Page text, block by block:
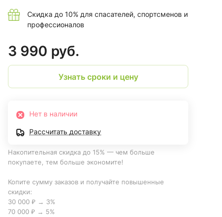
Скидка до 10% для спасателей, спортсменов и
профессионалов
3 990 руб.
Узнать сроки и цену
Нет в наличии
Рассчитать доставку
Накопительная скидка до 15% — чем больше
покупаете, тем больше экономите!
Копите сумму заказов и получайте повышенные
скидки:
30 000 ₽ → 3%
70 000 ₽ → 5%